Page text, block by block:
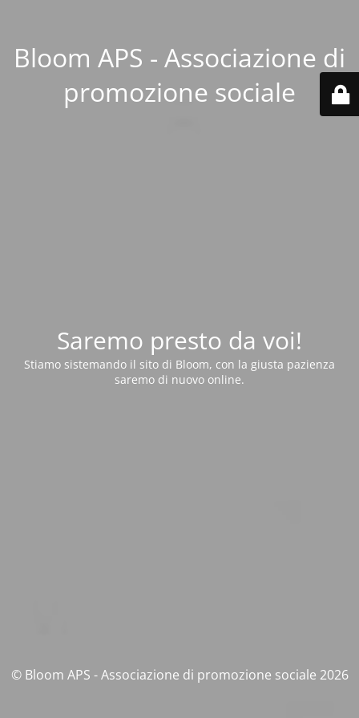
Bloom APS - Associazione di
promozione sociale
Saremo presto da voi!
Stiamo sistemando il sito di Bloom, con la giusta pazienza
saremo di nuovo online.
© Bloom APS - Associazione di promozione sociale 2026